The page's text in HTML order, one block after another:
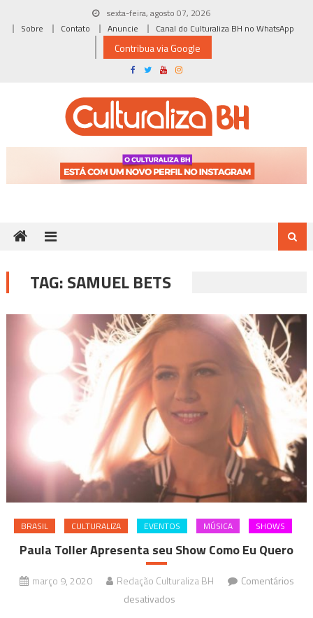
sexta-feira, agosto 07, 2026
Sobre
Contato Anuncie Canal do Culturaliza BH no WhatsApp
Contribua via Google
TAG:SAMUEL BETS
BRASIL CULTURALIZA EVENTOS MÚSICA SHOWS
Paula Toller Apresenta seu Show Como Eu Quero
março 9, 2020 Redação Culturaliza BH
Comentários
desativados